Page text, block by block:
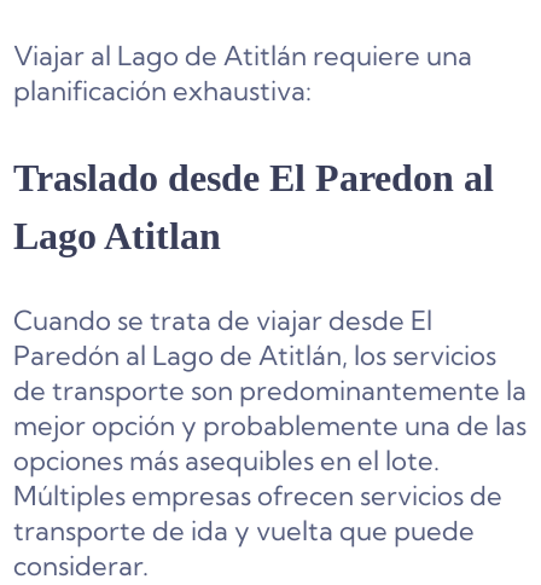
Viajar al Lago de Atitlán requiere una
planificación exhaustiva:
Traslado desde El Paredon al
Lago Atitlan
Cuando se trata de viajar desde El
Paredón al Lago de Atitlán, los servicios
de transporte son predominantemente la
mejor opción y probablemente una de las
opciones más asequibles en el lote.
Múltiples empresas ofrecen servicios de
transporte de ida y vuelta que puede
considerar.